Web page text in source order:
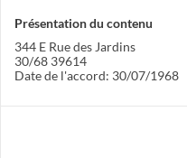
Présentation du contenu
344 E Rue des Jardins
30/68 39614
Date de l'accord: 30/07/1968